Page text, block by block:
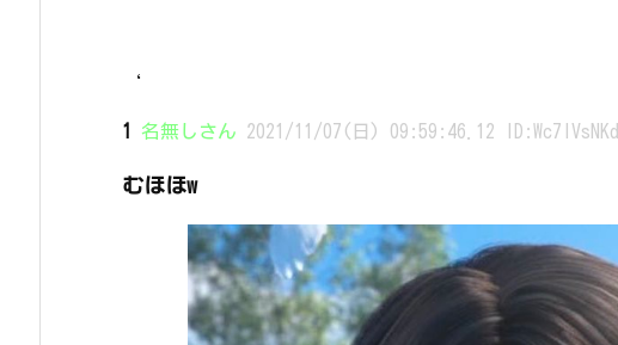
‘
1 名無しさん 2021/11/07(日) 09:59:46.12 ID:Wc7lVsNKd
むほほw